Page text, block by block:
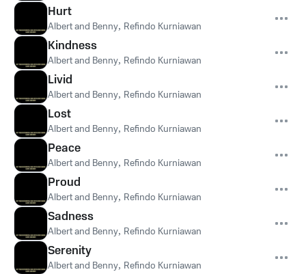
Hurt
Albert and Benny, Refindo Kurniawan
Kindness
Albert and Benny, Refindo Kurniawan
Livid
Albert and Benny, Refindo Kurniawan
Lost
Albert and Benny, Refindo Kurniawan
Peace
Albert and Benny, Refindo Kurniawan
Proud
Albert and Benny, Refindo Kurniawan
Sadness
Albert and Benny, Refindo Kurniawan
Serenity
Albert and Benny, Refindo Kurniawan